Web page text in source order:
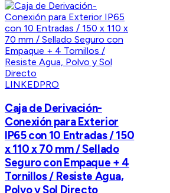
LINKEDPRO
Caja de Derivación-
Conexión para Exterior
IP65 con 10 Entradas / 150
x 110 x 70 mm / Sellado
Seguro con Empaque + 4
Tornillos / Resiste Agua,
Polvo y Sol Directo